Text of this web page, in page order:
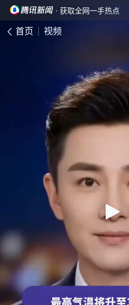
· 获取全网一手热点
首页 视频